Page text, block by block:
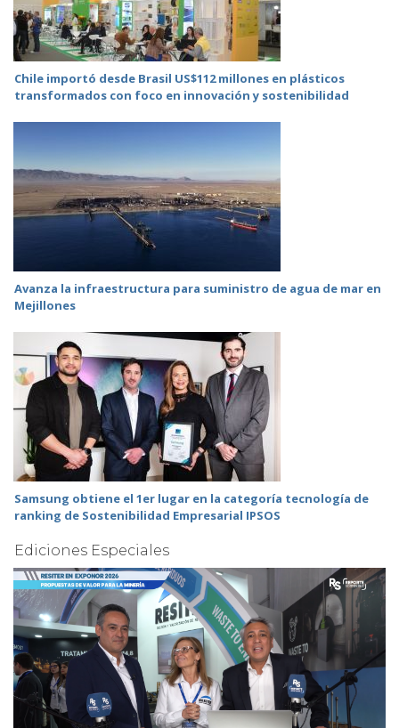
Chile importó desde Brasil US$112 millones en plásticos
transformados con foco en innovación y sostenibilidad
Avanza la infraestructura para suministro de agua de mar en
Mejillones
Samsung obtiene el 1er lugar en la categoría tecnología de
ranking de Sostenibilidad Empresarial IPSOS
Ediciones Especiales